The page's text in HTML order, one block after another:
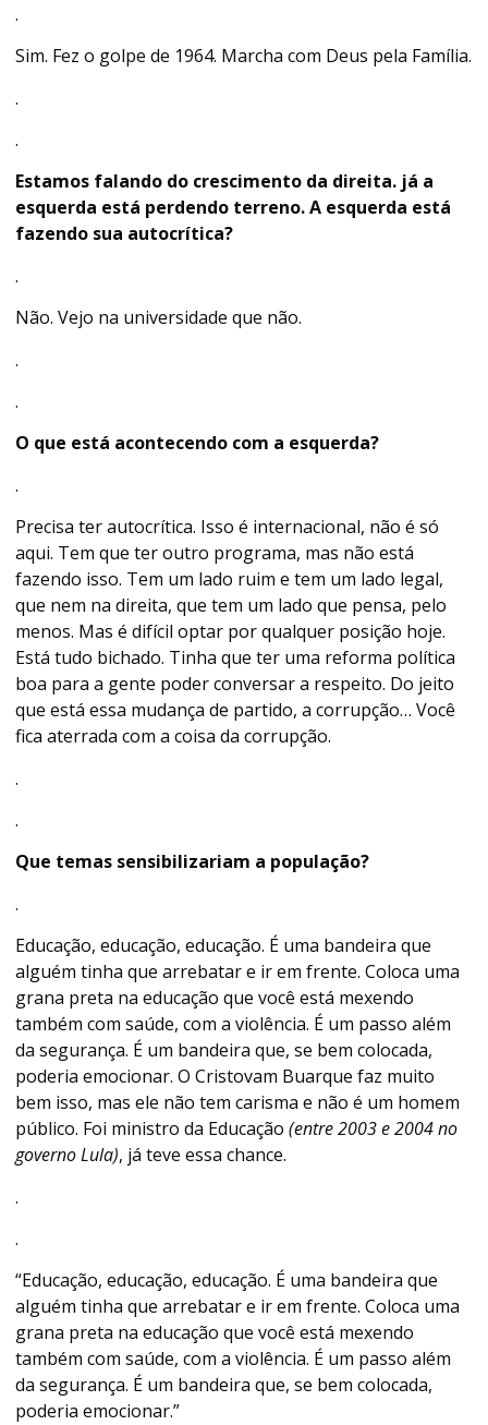
.
Sim. Fez o golpe de 1964. Marcha com Deus pela Família.
.
.
Estamos falando do crescimento da direita. já a
esquerda está perdendo terreno. A esquerda está
fazendo sua autocrítica?
.
Não. Vejo na universidade que não.
.
.
O que está acontecendo com a esquerda?
.
Precisa ter autocrítica. Isso é internacional, não é só
aqui. Tem que ter outro programa, mas não está
fazendo isso. Tem um lado ruim e tem um lado legal,
que nem na direita, que tem um lado que pensa, pelo
menos. Mas é difícil optar por qualquer posição hoje.
Está tudo bichado. Tinha que ter uma reforma política
boa para a gente poder conversar a respeito. Do jeito
que está essa mudança de partido, a corrupção… Você
fica aterrada com a coisa da corrupção.
.
.
Que temas sensibilizariam a população?
.
Educação, educação, educação. É uma bandeira que
alguém tinha que arrebatar e ir em frente. Coloca uma
grana preta na educação que você está mexendo
também com saúde, com a violência. É um passo além
da segurança. É um bandeira que, se bem colocada,
poderia emocionar. O Cristovam Buarque faz muito
bem isso, mas ele não tem carisma e não é um homem
público. Foi ministro da Educação(entre 2003 e 2004 no
governo Lula), já teve essa chance.
.
.
“Educação, educação, educação. É uma bandeira que
alguém tinha que arrebatar e ir em frente. Coloca uma
grana preta na educação que você está mexendo
também com saúde, com a violência. É um passo além
da segurança. É um bandeira que, se bem colocada,
poderia emocionar.”